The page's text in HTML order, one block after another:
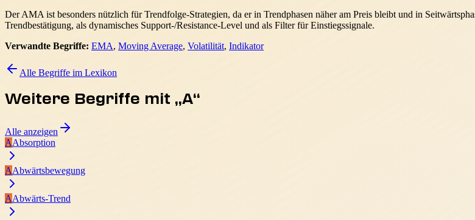
Der AMA ist besonders nützlich für Trendfolge-Strategien, da er in Trendphasen näher am Preis bleibt und in
Trendbestätigung, als dynamisches Support-/Resistance-Level und als Filter für Einstiegssignale.
Verwandte Begriffe: EMA, Moving Average, Volatilität, Indikator
Alle Begriffe im Lexikon
Weitere Begriffe mit „A“
Alle anzeigen
AAbsorption
AAbwärtsbewegung
AAbwärts-Trend